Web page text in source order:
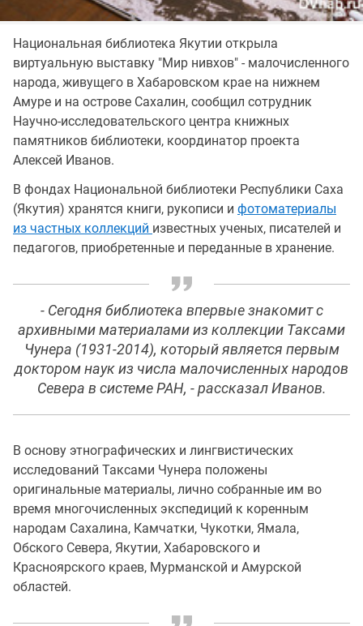
Национальная библиотека Якутии открыла
виртуальную выставку "Мир нивхов" - малочисленного
народа, живущего в Хабаровском крае на нижнем
Амуре и на острове Сахалин, сообщил сотрудник
Научно-исследовательского центра книжных
памятников библиотеки, координатор проекта
Алексей Иванов.
В фондах Национальной библиотеки Республики Саха
(Якутия) хранятся книги, рукописи и фотоматериалы
из частных коллекций известных ученых, писателей и
педагогов, приобретенные и переданные в хранение.
- Сегодня библиотека впервые знакомит с
архивными материалами из коллекции Таксами
Чунера (1931-2014), который является первым
доктором наук из числа малочисленных народов
Севера в системе РАН, - рассказал Иванов.
В основу этнографических и лингвистических
исследований Таксами Чунера положены
оригинальные материалы, лично собранные им во
время многочисленных экспедиций к коренным
народам Сахалина, Камчатки, Чукотки, Ямала,
Обского Севера, Якутии, Хабаровского и
Красноярского краев, Мурманской и Амурской
областей.